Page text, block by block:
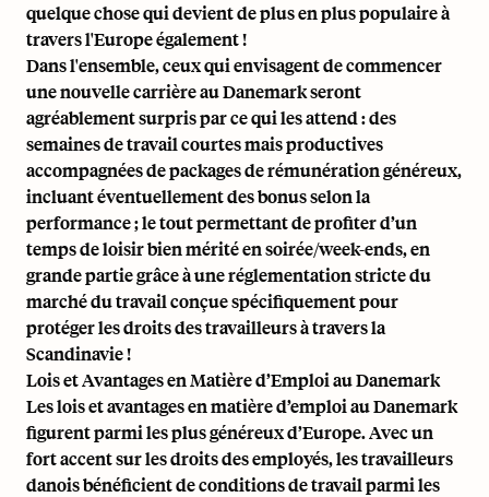
quelque chose qui devient de plus en plus populaire à
travers l'Europe également !
Dans l'ensemble, ceux qui envisagent de commencer
une nouvelle carrière au Danemark seront
agréablement surpris par ce qui les attend : des
semaines de travail courtes mais productives
accompagnées de packages de rémunération généreux,
incluant éventuellement des bonus selon la
performance ; le tout permettant de profiter d’un
temps de loisir bien mérité en soirée/week-ends, en
grande partie grâce à une réglementation stricte du
marché du travail conçue spécifiquement pour
protéger lesdroits des travailleursà travers la
Scandinavie !
Lois et Avantages en Matière d’Emploi au Danemark
Les lois et avantages en matière d’emploi au Danemark
figurent parmi les plus généreux d’Europe. Avec un
fort accent sur les droits des employés, les travailleurs
danois bénéficient de conditions de travail parmi les